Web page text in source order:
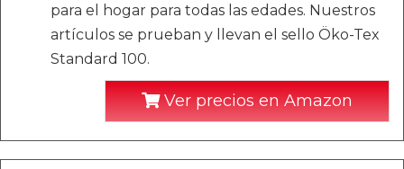
para el hogar para todas las edades. Nuestros
artículos se prueban y llevan el sello Öko-Tex
Standard 100.
Ver precios en Amazon